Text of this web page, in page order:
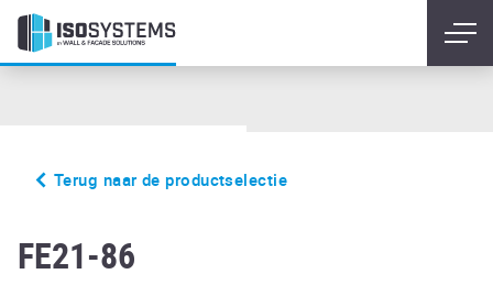
Terug naar de productselectie
FE21-86